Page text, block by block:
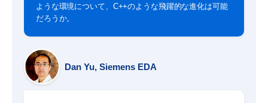
ような環境について、C++のような飛躍的な進化は可能
だろうか。
Dan Yu, Siemens EDA